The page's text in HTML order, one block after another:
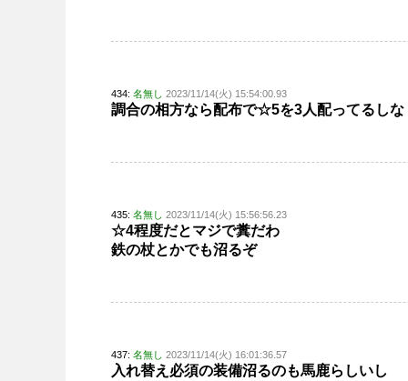
434: 名無し 2023/11/14(火) 15:54:00.93
調合の相方なら配布で☆5を3人配ってるしな
435: 名無し 2023/11/14(火) 15:56:56.23
☆4程度だとマジで糞だわ
鉄の杖とかでも沼るぞ
437: 名無し 2023/11/14(火) 16:01:36.57
入れ替え必須の装備沼るのも馬鹿らしいし